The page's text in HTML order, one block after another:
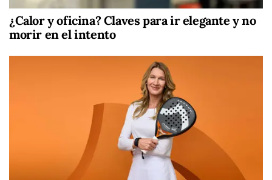
¿Calor y oficina? Claves para ir elegante y no
morir en el intento